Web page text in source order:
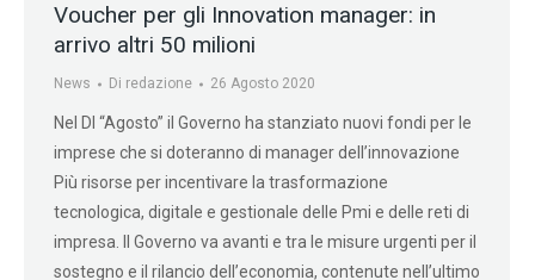
Voucher per gli Innovation manager: in
arrivo altri 50 milioni
News Di redazione 26 Agosto 2020
Nel Dl “Agosto” il Governo ha stanziato nuovi fondi per le
imprese che si doteranno di manager dell’innovazione
Più risorse per incentivare la trasformazione
tecnologica, digitale e gestionale delle Pmi e delle reti di
impresa. Il Governo va avanti e tra le misure urgenti per il
sostegno e il rilancio dell’economia, contenute nell’ultimo